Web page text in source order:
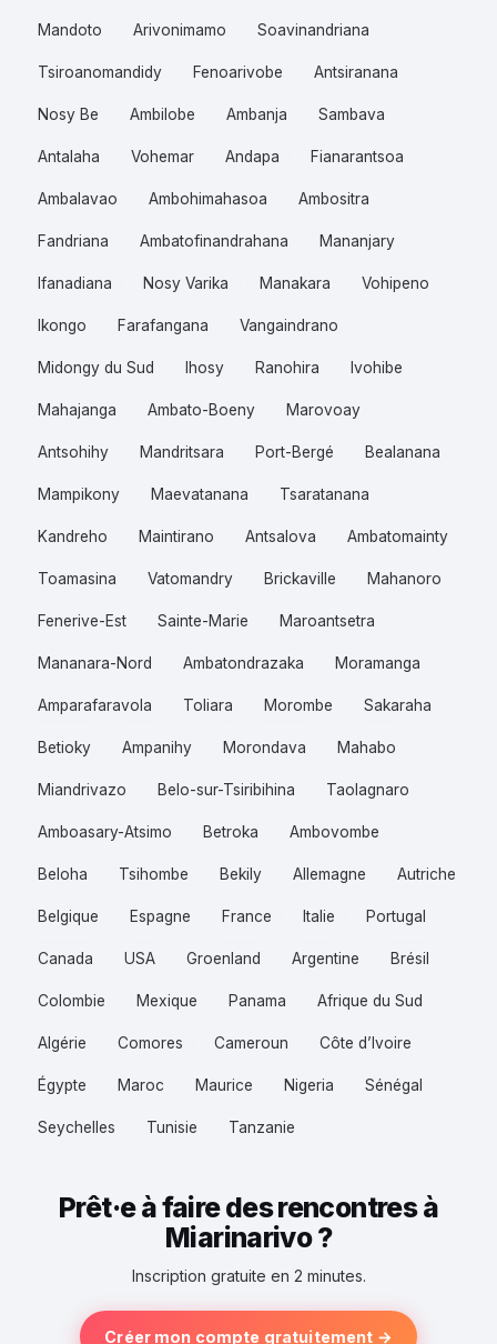
Mandoto Arivonimamo Soavinandriana
Tsiroanomandidy Fenoarivobe Antsiranana
Nosy Be Ambilobe Ambanja Sambava
Antalaha Vohemar Andapa Fianarantsoa
Ambalavao Ambohimahasoa Ambositra
Fandriana Ambatofinandrahana Mananjary
Ifanadiana Nosy Varika Manakara Vohipeno
Ikongo Farafangana Vangaindrano
Midongy du Sud Ihosy Ranohira Ivohibe
Mahajanga Ambato-Boeny Marovoay
Antsohihy Mandritsara Port-Bergé Bealanana
Mampikony Maevatanana Tsaratanana
Kandreho Maintirano Antsalova Ambatomainty
Toamasina Vatomandry Brickaville Mahanoro
Fenerive-Est Sainte-Marie Maroantsetra
Mananara-Nord Ambatondrazaka Moramanga
Amparafaravola Toliara Morombe Sakaraha
Betioky Ampanihy Morondava Mahabo
Miandrivazo Belo-sur-Tsiribihina Taolagnaro
Amboasary-Atsimo Betroka Ambovombe
Beloha Tsihombe Bekily Allemagne Autriche
Belgique Espagne France Italie Portugal
Canada USA Groenland Argentine Brésil
Colombie Mexique Panama Afrique du Sud
Algérie Comores Cameroun Côte d’Ivoire
Égypte Maroc Maurice Nigeria Sénégal
Seychelles Tunisie Tanzanie
Prêt·e à faire des rencontres à
Miarinarivo ?
Inscription gratuite en 2 minutes.
Créer mon compte gratuitement →